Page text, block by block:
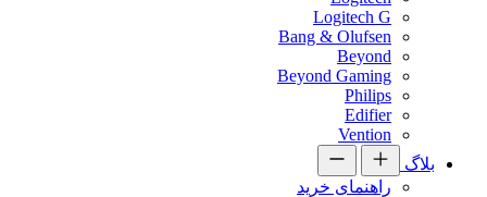
Logitech G
Bang & Olufsen
Beyond
Beyond Gaming
Philips
Edifier
Vention
بلاگ
راهنمای خرید